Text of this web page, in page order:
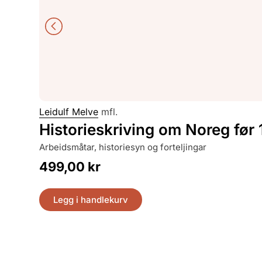
Leidulf Melve mfl.
Historieskriving om Noreg før
arbeidsmåtar, historiesyn og forteljingar
499,00 kr
Legg i handlekurv